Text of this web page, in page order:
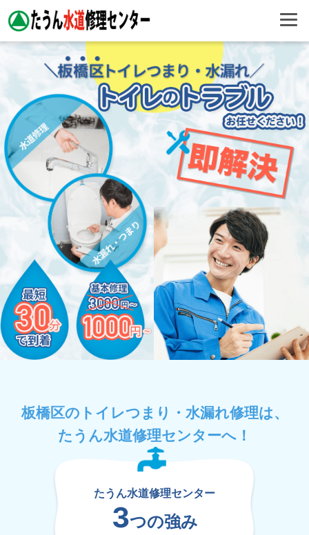
板橋区のトイレつまり・水漏れ修理は、
たうん水道修理センターへ！
たうん水道修理センター
3つの強み